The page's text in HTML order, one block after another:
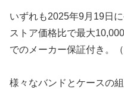
いずれも2025年9月19日
ストア価格比で最大
でのメーカー保証付き。
様々なバンドとケースの